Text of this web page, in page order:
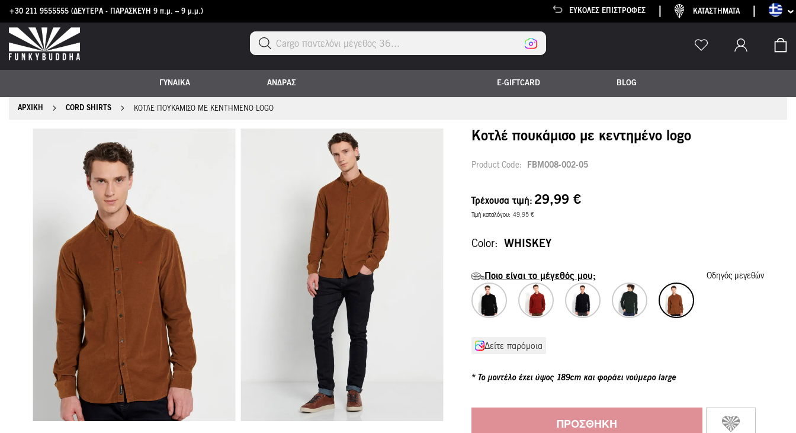
+30 211 9555555 (ΔΕΥΤΕΡΑ - ΠΑΡΑΣΚΕΥΗ 9 π.μ. – 9 μ.μ.) EΎΚΟΛΕΣ ΕΠΙΣΤΡΟΦΈΣ ΚΑΤΑΣΤΗΜΑΤΑ
Γλώσσα
Μετάβαση
στο
περιεχόμενο
Cargo παντελόνι μέγεθος 36...
ΓΥΝΑΙΚΑ ΑΝΔΡΑΣ E-GIFTCARD BLOG
Το
ΑΡΧΙΚΉ CORD SHIRTS ΚΟΤΛΈ ΠΟΥΚΆΜΙΣΟ ΜΕ ΚΕΝΤΗΜΈΝΟ LOGO
Κοτλέ πουκάμισο με κεντημένο logo
Product Code FBM008-002-05
Τρέχουσα τιμή 29,99 €
Τιμή καταλόγου 49,95 €
Color WHISKEY
Ποιο είναι το μέγεθός μου; Οδηγός μεγεθών
Δείτε παρόμοια
Το μοντέλο έχει ύψος 189cm και φοράει νούμερο large
ΠΡΟΣΘΉΚΗ